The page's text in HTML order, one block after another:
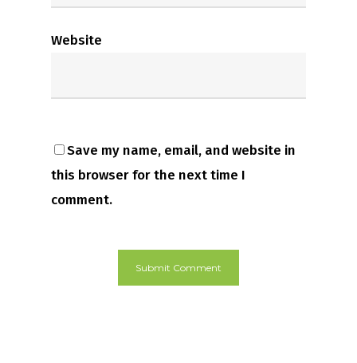
Website
Save my name, email, and website in
this browser for the next time I
comment.